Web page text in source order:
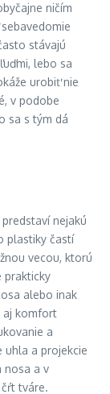
ničím
stávajú
lebo sa
urobiť nie
v podobe
sa s tým dá
nejakú
plastiky častí
vecou, ktorú
prakticky
alebo inak
aj komfort
a
uhla a projekcie
nosa a v
tváre.